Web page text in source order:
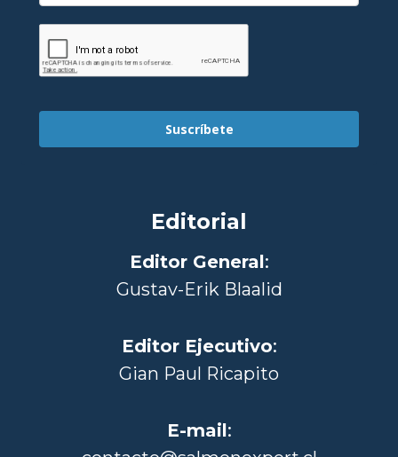
Suscríbete
Editorial
Editor General:
Gustav-Erik Blaalid
Editor Ejecutivo:
Gian Paul Ricapito
E-mail: